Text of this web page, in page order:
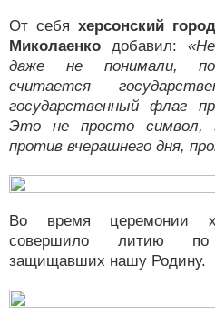
От себя херсонский
Миколаенко добавил:
даже не понимали,
считается
государственный флаг
Это не просто символ,
против вчерашнего дня,
Во время церемонии
совершило литию
защищавших нашу Родину.